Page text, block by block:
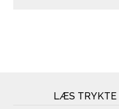
LÆS TRYKTE